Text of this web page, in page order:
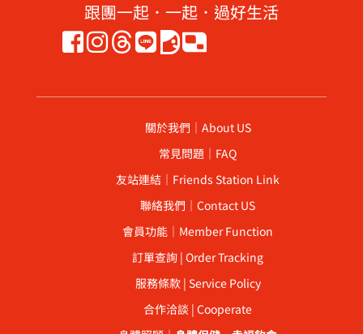
跟團一起．一起．過好生活
關於我們｜About US
常見問題｜FAQ
友站連結｜Friends Station Link
聯絡我們｜Contact US
會員功能｜Member Function
訂單查詢 | Order Tracking
服務條款 | Service Policy
合作洽談 | Cooperate